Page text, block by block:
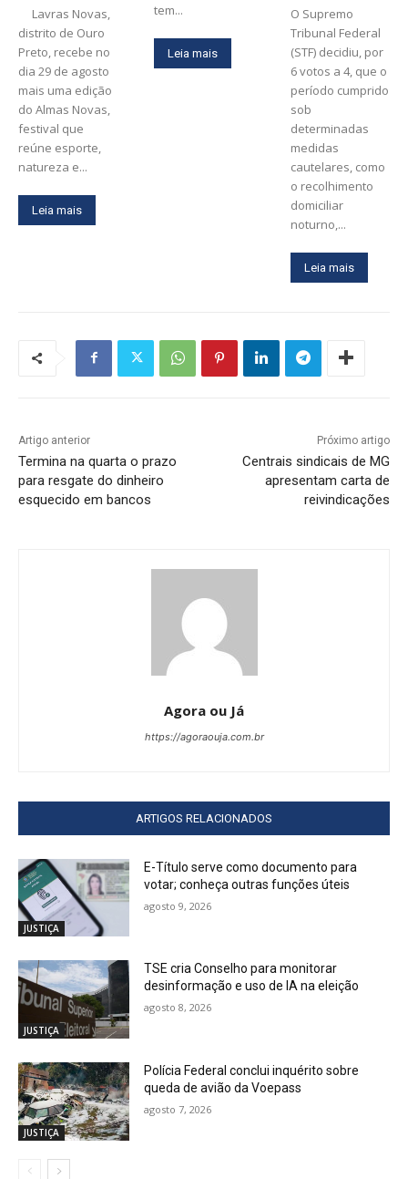
distrito de Ouro
Preto, recebe no
dia 29 de agosto
mais uma edição
do Almas Novas,
festival que
reúne esporte,
natureza e...
Leia mais
tem...
Leia mais
O Supremo
Tribunal Federal
(STF) decidiu, por
6 votos a 4, que o
período cumprido
sob
determinadas
medidas
cautelares, como
o recolhimento
domiciliar
noturno,...
Leia mais
Artigo anterior
Termina na quarta o prazo
para resgate do dinheiro
esquecido em bancos
Próximo artigo
Centrais sindicais de MG
apresentam carta de
reivindicações
Agora ou Já
https://agoraouja.com.br
ARTIGOS RELACIONADOS
JUSTIÇA
E-Título serve como documento para
votar; conheça outras funções úteis
agosto 9, 2026
JUSTIÇA
TSE cria Conselho para monitorar
desinformação e uso de IA na eleição
agosto 8, 2026
JUSTIÇA
Polícia Federal conclui inquérito sobre
queda de avião da Voepass
agosto 7, 2026